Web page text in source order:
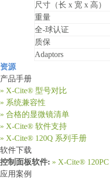
尺寸（长 x 宽 x 高）
重量
全-球认证
质保
Adaptors
资源
产品手册
» X-Cite® 型号对比
» 系统兼容性
» 合格的显微镜清单
» X-Cite® 软件支持
» X-Cite® 120Q 系列手册
软件下载
控制面板软件: » X-Cite® 120PC
应用案例